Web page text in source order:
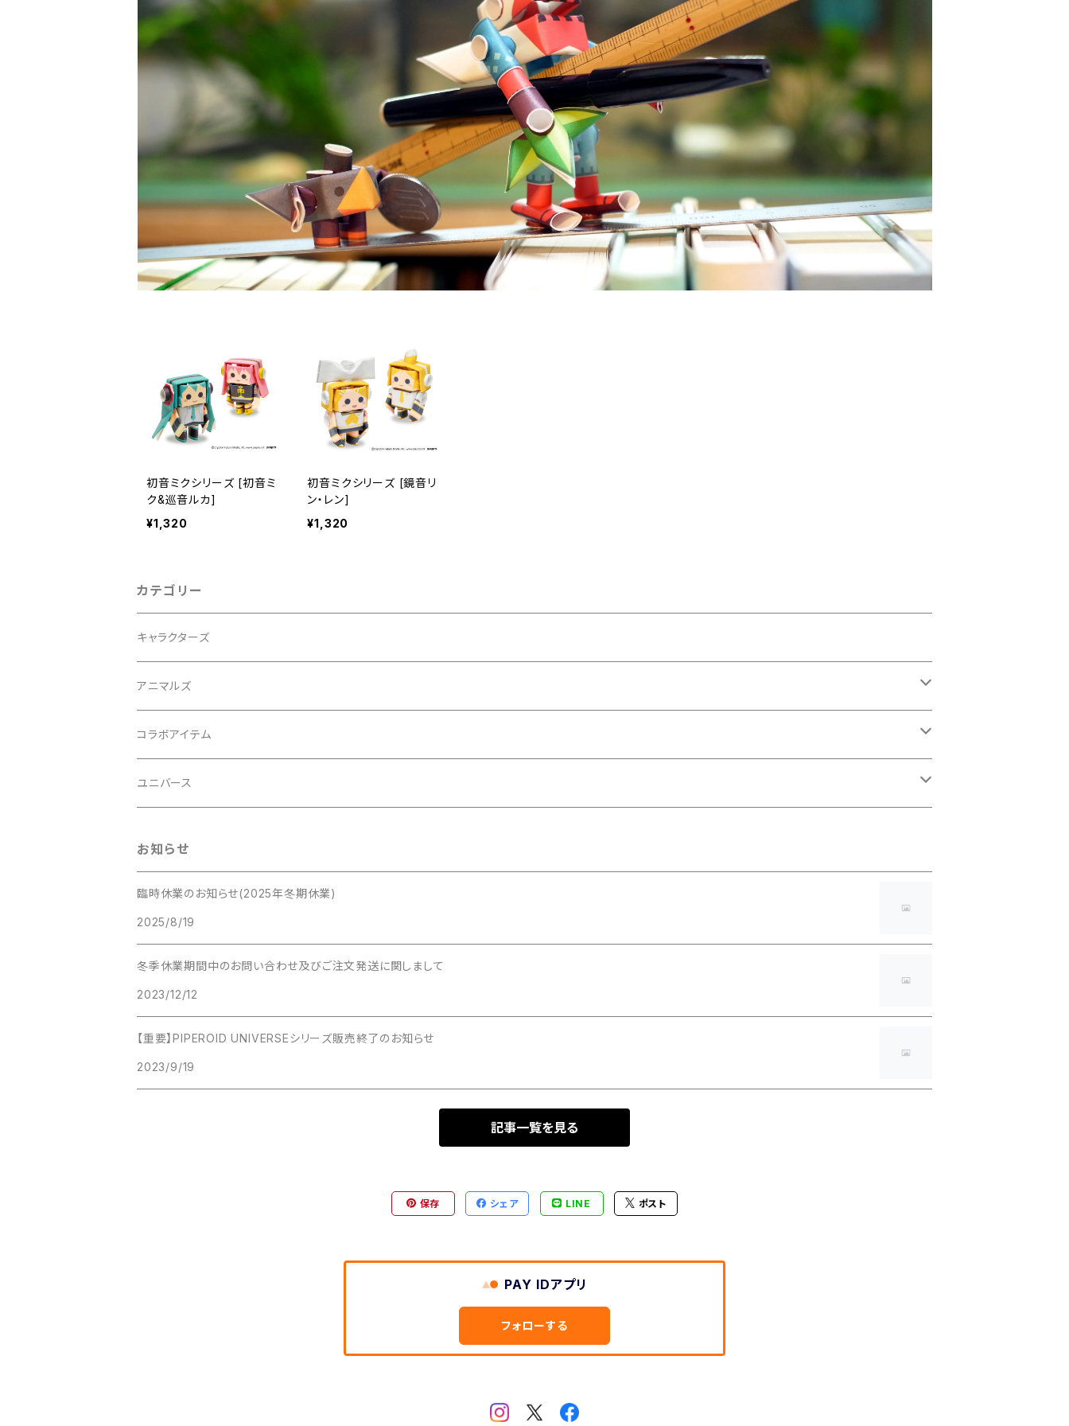
初音ミクシリーズ [初音ミ
ク&巡音ルカ]
¥1,320
初音ミクシリーズ [鏡音リ
ン・レン]
¥1,320
カテゴリー
キャラクターズ
アニマルズ
イヌシリーズ
ネコシリーズ
コラボアイテム
初音ミクシリーズ
ユニバース
お知らせ
臨時休業のお知らせ(2025年冬期休業)
2025/8/19
冬季休業期間中のお問い合わせ及びご注文発送に関しまして
2023/12/12
【重要】PIPEROID UNIVERSEシリーズ販売終了のお知らせ
2023/9/19
記事一覧を見る
保存 シェア LINE ポスト
PAY IDアプリ
フォローする